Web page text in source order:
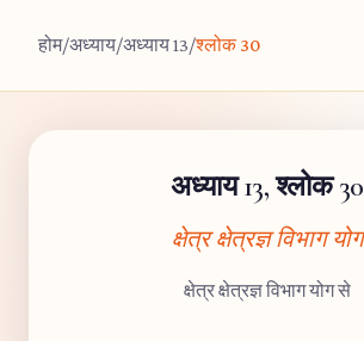
होम/अध्याय/अध्याय 13/श्लोक 30
अध्याय 13, श्लोक 30
क्षेत्र क्षेत्रज्ञ विभाग योग
क्षेत्र क्षेत्रज्ञ विभाग योग से